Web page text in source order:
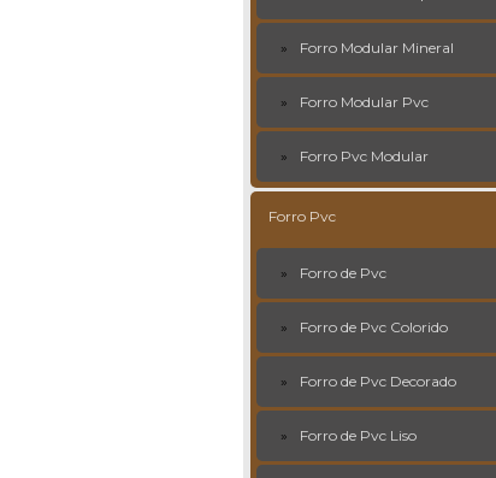
Forro Modular Mineral
Forro Modular Pvc
Forro Pvc Modular
Forro Pvc
Forro de Pvc
Forro de Pvc Colorido
Forro de Pvc Decorado
Forro de Pvc Liso